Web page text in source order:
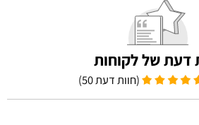
דעת של לקוחות
(חוות דעת 50)